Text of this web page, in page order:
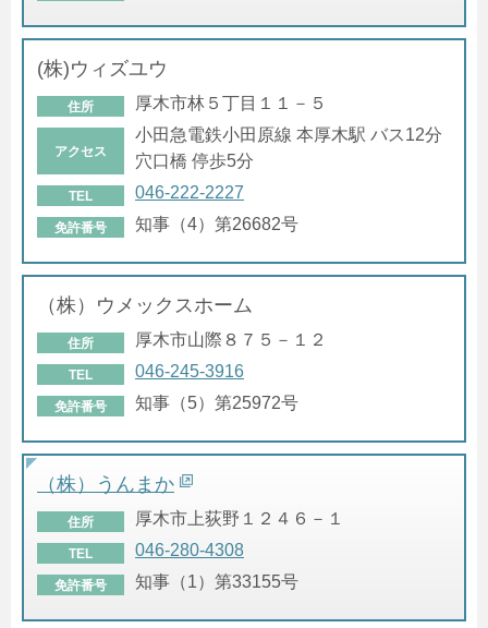
(株)ウィズユウ
住所 厚木市林５丁目１１－５
アクセス
小田急電鉄小田原線 本厚木駅 バス12分
穴口橋 停歩5分
TEL 046-222-2227
免許番号 知事（4）第26682号
（株）ウメックスホーム
住所 厚木市山際８７５－１２
TEL 046-245-3916
免許番号 知事（5）第25972号
（株）うんまか
住所 厚木市上荻野１２４６－１
TEL 046-280-4308
免許番号 知事（1）第33155号